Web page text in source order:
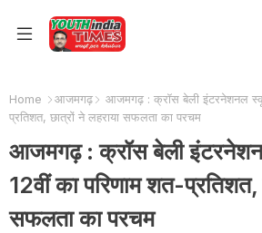
Home आजमगढ़
आजमगढ़ : क्रॉस बेली इंटरनेशनल
प्रतिशत, छात्रों ने लहराया सफलता का परचम
आजमगढ़ : क्रॉस बेली
12वीं का परिणाम शत-प्रतिशत,
सफलता का परचम